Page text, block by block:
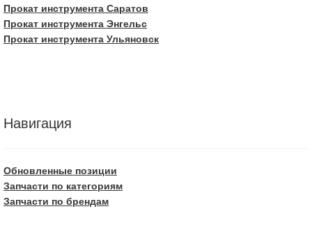
Прокат инструмента Саратов
Прокат инструмента Энгельс
Прокат инструмента Ульяновск
Навигация
Обновленные позиции
Запчасти по категориям
Запчасти по брендам